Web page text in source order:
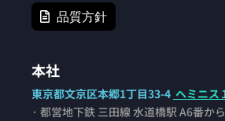
品質方針
本社
東京都文京区本郷1丁目33-4 ヘミニス
· 都営地下鉄 三田線 水道橋駅 A6番か